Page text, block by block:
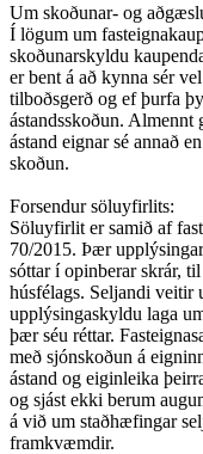
Um skoðunar- og
Í lögum um
skoðunarskyldu
er bent á að kynna sér
tilboðsgerð og ef þurfa
ástandsskoðun.
ástand eignar sé annað
skoðun.
Forsendur söluyfirlits:
Söluyfirlit er samið af
70/2015. Þær
sóttar í opinberar skrár,
húsfélags. Seljandi
upplýsingaskyldu laga
þær séu réttar.
með sjónskoðun á
ástand og eiginleika
og sjást ekki berum
á við um staðhæfingar
framkvæmdir.